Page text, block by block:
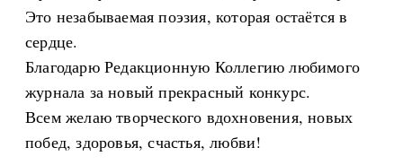
Это незабываемая поэзия, которая остаётся в
сердце.
Благодарю Редакционную Коллегию любимого
журнала за новый прекрасный конкурс.
Всем желаю творческого вдохновения, новых
побед, здоровья, счастья, любви!